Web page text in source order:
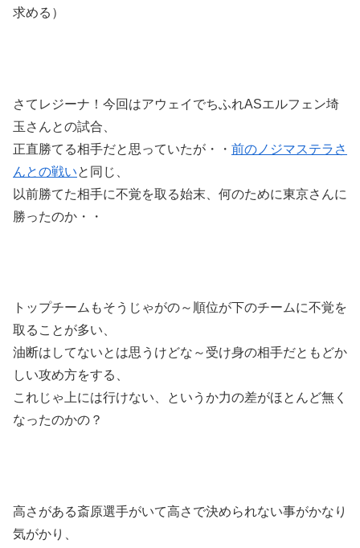
求める）
さてレジーナ！今回はアウェイでちふれASエルフェン埼
玉さんとの試合、
正直勝てる相手だと思っていたが・・ 前のノジマステラさ
んとの戦いと同じ、
以前勝てた相手に不覚を取る始末、何のために東京さんに
勝ったのか・・
トップチームもそうじゃがの～順位が下のチームに不覚を
取ることが多い、
油断はしてないとは思うけどな～受け身の相手だともどか
しい攻め方をする、
これじゃ上には行けない、というか力の差がほとんど無く
なったのかの？
高さがある斎原選手がいて高さで決められない事がかなり
気がかり、